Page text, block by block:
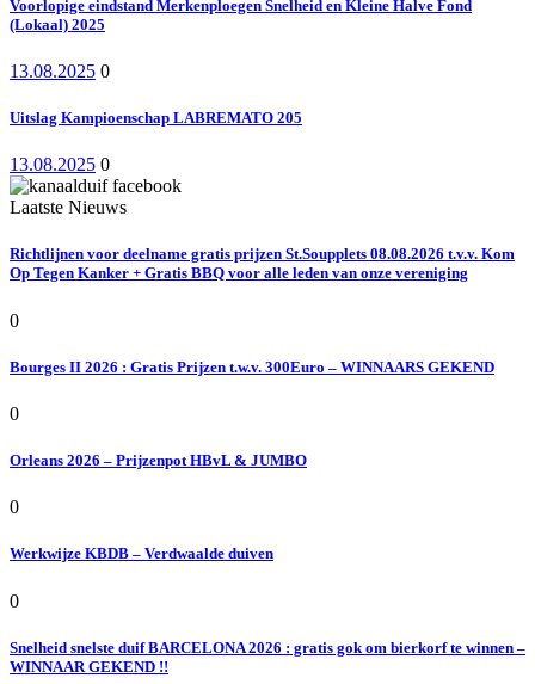
Voorlopige eindstand Merkenploegen Snelheid en Kleine Halve Fond
(Lokaal) 2025
13.08.2025 0
Uitslag Kampioenschap LABREMATO 205
13.08.2025 0
Laatste Nieuws
Richtlijnen voor deelname gratis prijzen St.Soupplets 08.08.2026 t.v.v. Kom
Op Tegen Kanker + Gratis BBQ voor alle leden van onze vereniging
0
Bourges II 2026 : Gratis Prijzen t.w.v. 300Euro – WINNAARS GEKEND
0
Orleans 2026 – Prijzenpot HBvL & JUMBO
0
Werkwijze KBDB – Verdwaalde duiven
0
Snelheid snelste duif BARCELONA 2026 : gratis gok om bierkorf te winnen –
WINNAAR GEKEND !!